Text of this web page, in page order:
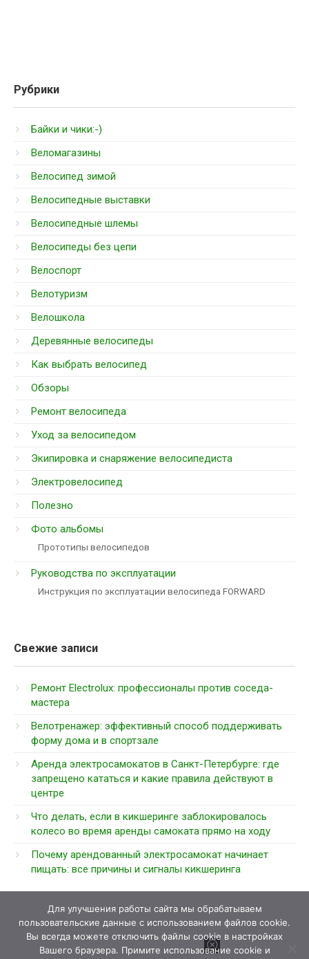
Рубрики
Байки и чики:-)
Веломагазины
Велосипед зимой
Велосипедные выставки
Велосипедные шлемы
Велосипеды без цепи
Велоспорт
Велотуризм
Велошкола
Деревянные велосипеды
Как выбрать велосипед
Обзоры
Ремонт велосипеда
Уход за велосипедом
Экипировка и снаряжение велосипедиста
Электровелосипед
Полезно
Фото альбомы
Прототипы велосипедов
Руководства по эксплуатации
Инструкция по эксплуатации велосипеда FORWARD
Свежие записи
Ремонт Electrolux: профессионалы против соседа-
мастера
Велотренажер: эффективный способ поддерживать
форму дома и в спортзале
Аренда электросамокатов в Санкт-Петербурге: где
запрещено кататься и какие правила действуют в
центре
Что делать, если в кикшеринге заблокировалось
колесо во время аренды самоката прямо на ходу
Почему арендованный электросамокат начинает
пищать: все причины и сигналы кикшеринга
Для улучшения работы сайта мы обрабатываем
пользовательские данные с использованием файлов cookie.
Вы всегда можете отключить файлы cookie в настройках
Вашего браузера. Примите использование cookie и